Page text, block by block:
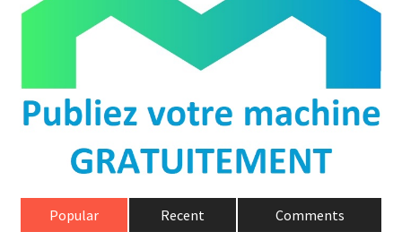
Popular Recent Comments